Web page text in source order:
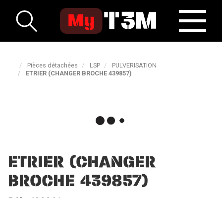
Pièces détachées LSP
PULVERISATION
ETRIER (CHANGER BROCHE 439857)
ETRIER (CHANGER
BROCHE 439857)